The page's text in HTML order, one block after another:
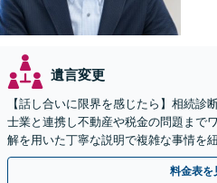
遺言変更
【話し合いに限界を感じたら】相続診
士業と連携し不動産や税金の問題まで
解を用いた丁寧な説明で複雑な事情を
満な解決へ導きます。【東海エリア・
料金表を